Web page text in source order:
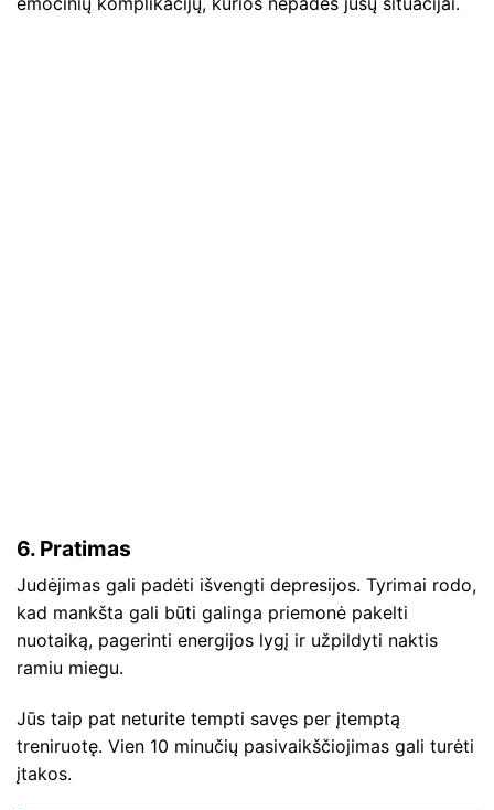
6. Pratimas
Judėjimas gali padėti išvengti depresijos. Tyrimai rodo,
kad mankšta gali būti galinga priemonė pakelti
nuotaiką, pagerinti energijos lygį ir užpildyti naktis
ramiu miegu.
Jūs taip pat neturite tempti savęs per įtemptą
treniruotę. Vien 10 minučių pasivaikščiojimas gali turėti
įtakos.